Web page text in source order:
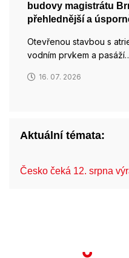
budovy magistrátu
přehlednější a
Otevřenou stavbou s
vodním prvkem a
16. 07. 2026
Aktuální témata:
Česko čeká 12. srpna